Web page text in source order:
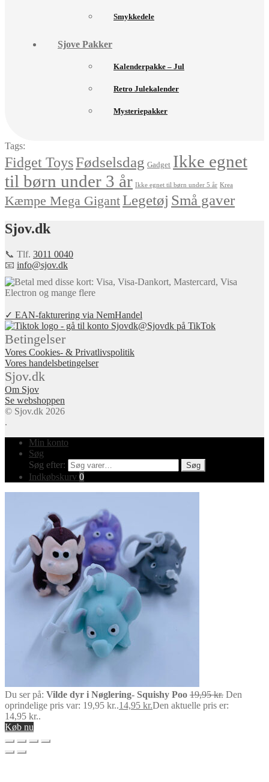
Smykkedele
Sjove Pakker
Kalenderpakke – Jul
Retro Julekalender
Mysteriepakker
Tags:
Fidget ToysFødselsdag Gadget Ikke egnet
til børn under 3 år Ikke egnet til børn under 5 år Krea
Kæmpe Mega GigantLegetøj Små gaver
Sjov.dk
📞 Tlf. 3011 0040
📧 info@sjov.dk
✓ EAN-fakturering via NemHandel
@Sjovdk på TikTok
Betingelser
Vores Cookies- & Privatlivspolitik
Vores handelsbetingelser
Sjov.dk
Om Sjov
Se webshoppen
© Sjov.dk 2026
.
Min konto
Søg
Søg efter:
Søg
Indkøbskurv 0
Du ser på: Vilde dyr i Nøglering- Squishy Poo 19,95kr. Den
oprindelige pris var: 19,95 kr..14,95 kr.Den aktuelle pris er:
14,95 kr..
Køb nu